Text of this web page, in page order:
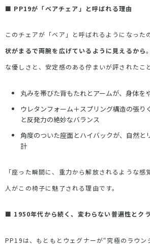
■ PP19が「ベアチェア」と呼ばれる理由
このチェアが「ベア」と呼ばれるようになった
状がまるで両腕を広げているように見えるから
な優しさと、安定感のある佇まいが評されたこ
丸みを帯びた背もたれとアームが、身体を
ウレタンフォーム＋スプリング構造の張り
と反発力の絶妙なバランス
角度のついた座面とハイバックが、自然と
計
「座った瞬間に、重力から解放されるような
人がこの椅子に魅了される理由です。
■ 1950年代から続く、変わらない普遍性とク
PP19は、もともとウェグナーが“究極のラウン